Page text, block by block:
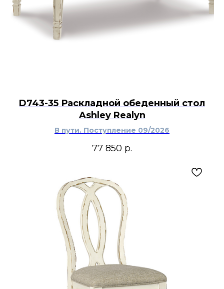
D743-35 Раскладной обеденный стол
Ashley Realyn
В пути. Поступление 09/2026
77 850 р.